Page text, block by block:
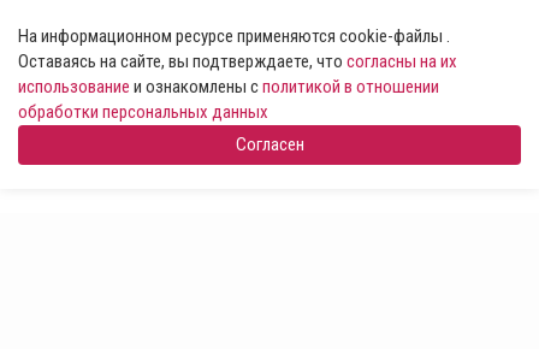
На информационном ресурсе применяются cookie-файлы .
Оставаясь на сайте, вы подтверждаете, что согласны на их
использование и ознакомлены сполитикой в отношении
обработки персональных данных
Согласен